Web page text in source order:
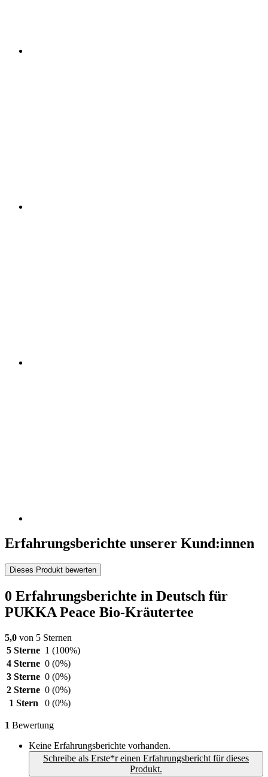
Erfahrungsberichte unserer Kund:innen
Dieses Produkt bewerten
0 Erfahrungsberichte in Deutsch für
PUKKA Peace Bio-Kräutertee
5,0 von 5 Sternen
5 Sterne 1 (100%)
4 Sterne 0 (0%)
3 Sterne 0 (0%)
2 Sterne 0 (0%)
1 Stern
0 (0%)
1 Bewertung
Keine Erfahrungsberichte vorhanden.
Schreibe als Erste*r einen Erfahrungsbericht für dieses
Produkt.